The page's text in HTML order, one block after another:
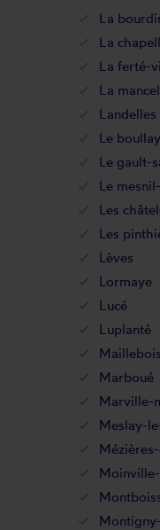
La
La
La ferté-
La
Landelles
Le
Le gault-
Le
Les
Les
Lèves
Lormaye
Lucé
Luplanté
Maillebois
Marboué
Marville-
Meslay-